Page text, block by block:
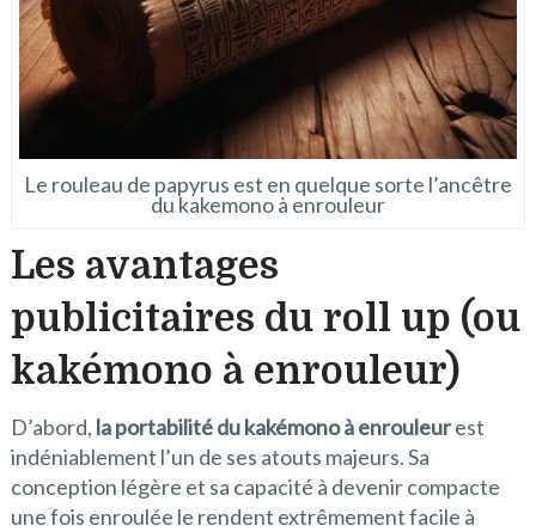
Le rouleau de papyrus est en quelque sorte l’ancêtre
du kakemono à enrouleur
Les avantages
publicitaires du roll up (ou
kakémono à enrouleur)
D’abord, la portabilité du kakémono à enrouleurest
indéniablement l’un de ses atouts majeurs. Sa
conception légère et sa capacité à devenir compacte
une fois enroulée le rendent extrêmement facile à